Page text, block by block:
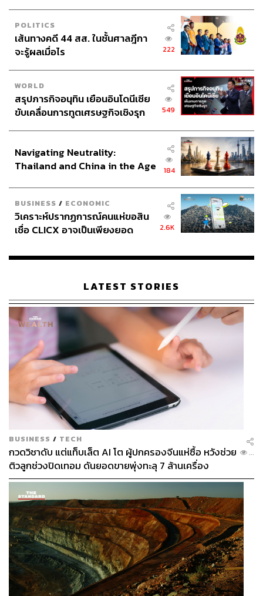
POLITICS
เส้นทางคดี 44 สส. ในชั้นศาลฎีกา
จะรู้ผลเมื่อไร
222
WORLD
สรุปภารกิจอนุทิน เยือนอินโดนีเซีย
ขับเคลื่อนการทูตเศรษฐกิจเชิงรุก
549
Navigating Neutrality:
Thailand and China in the Age
184
BUSINESS / ECONOMIC
วิเคราะห์ปรากฏการณ์คนแห่ขอสิน
เชื่อ CLICX อาจเป็นเพียงยอด
เรือนไทยที่ถูกซุกไว้
2.6K
LATEST STORIES
BUSINESS / TECH
กวดวิชาดับ แต่แท็บเล็ต AI โต ผู้ปกครองจีนแห่ซื้อ หวังช่วย
ติวลูกช่วงปิดเทอม ดันยอดขายพุ่งทะลุ 7 ล้านเครื่อง
...